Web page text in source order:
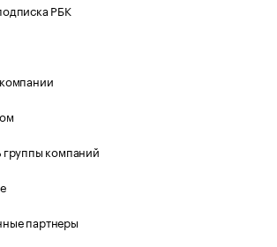
РБК
группы компаний
партнеры